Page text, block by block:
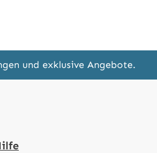
und exklusive Angebote.